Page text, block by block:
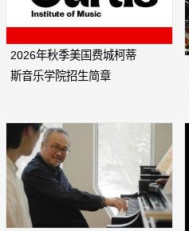
2026年秋季美国费城柯蒂
斯音乐学院招生简章